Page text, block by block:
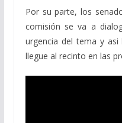
Por su parte, los
comisión se va a
urgencia del tema y
llegue al recinto en las